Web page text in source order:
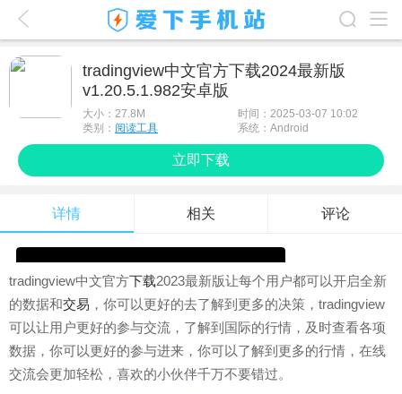
游戏排行榜
最新游戏
游戏攻略
tradingview中文官方下载2024最新版
v1.20.5.1.982安卓版
大小： 27.8M
时间：2025-03-07 10:02
类别： 阅读工具 系统：Android
立即下载
详情 相关 评论
tradingview中文官方下载2023最新版让每个用户都可以开启全新
的数据和交易 ，你可以更好的去了解到更多的决策，tradingview
可以让用户更好的参与交流，了解到国际的行情，及时查看各项
数据，你可以更好的参与进来，你可以了解到更多的行情，在线
交流会更加轻松，喜欢的小伙伴千万不要错过。